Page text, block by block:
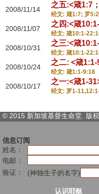
2008/11/14
之五:<箴1:7
经文: 箴1:7; 罗
2008/11/07
之四:<箴
经文: 箴10:1-
2008/10/31
之三:<箴
经文: 箴10:1-
2008/10/24
之二: <箴
经文: 箴1:1-9:18
2008/10/17
之一:<箴1-
经文: 罗1-
© 2015 新加坡基督生命堂. 版权
信息订阅
姓名：
电邮：
验证：
(神独生子的名字)
认识耶稣